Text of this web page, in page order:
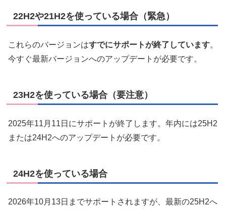
22H2や21H2を使っている場合（緊急）
これらのバージョンはすでにサポートが終了しています。
今すぐ最新バージョンへのアップデートが必要です。
23H2を使っている場合（要注意）
2025年11月11日にサポートが終了します。年内には25H2
または24H2へのアップデートが必要です。
24H2を使っている場合
2026年10月13日までサポートされますが、最新の25H2へ